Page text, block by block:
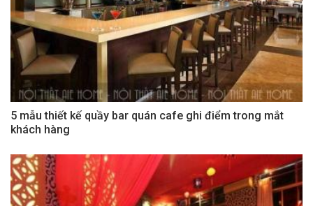
5 mẫu thiết kế quầy bar quán cafe ghi điểm trong mắt
khách hàng